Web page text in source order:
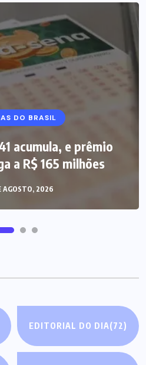
DO BRASIL
acumula, e prêmio
a R$ 165 milhões
AGOSTO, 2026
EDITORIAL DO DIA(72)